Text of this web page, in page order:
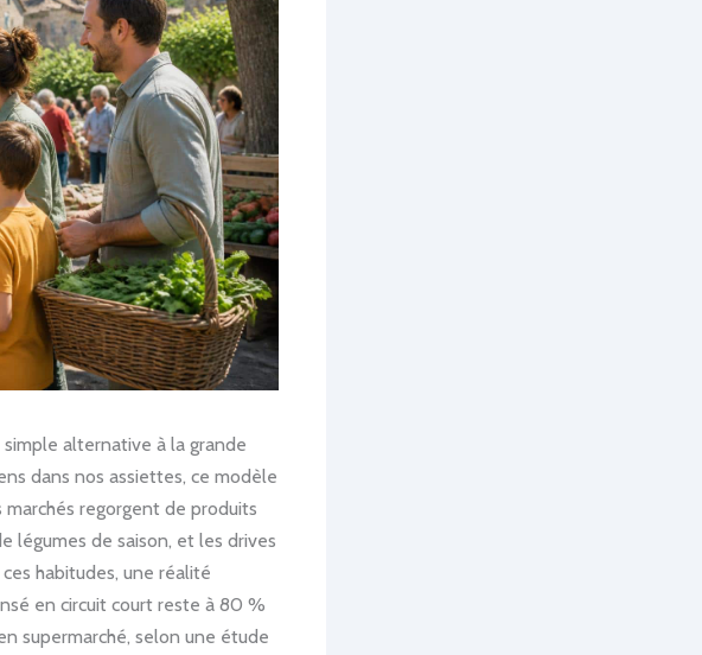
simple alternative à la grande
dans nos assiettes, ce modèle
regorgent de produits
légumes de saison, et les drives
habitudes, une réalité
en circuit court reste à 80 %
supermarché, selon une étude